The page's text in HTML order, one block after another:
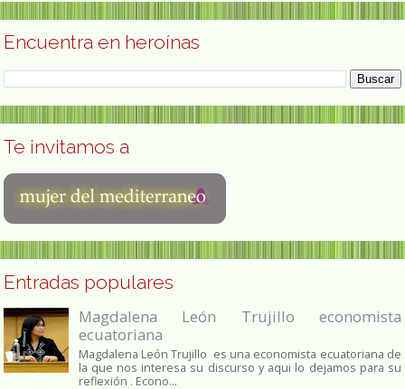
Encuentra en heroínas
Te invitamos a
Entradas populares
Magdalena León Trujillo economista
ecuatoriana
Magdalena León Trujillo es una economista ecuatoriana de
la que nos interesa su discurso y aqui lo dejamos para su
reflexión . Econo...